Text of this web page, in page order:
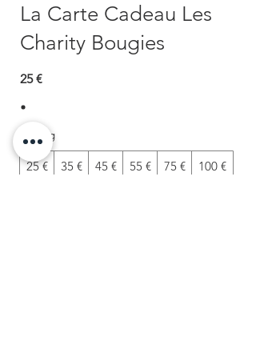
La Carte Cadeau Les
Charity Bougies
25 €
Betrag
25 € 35 € 45 € 55 € 75 €
100 €